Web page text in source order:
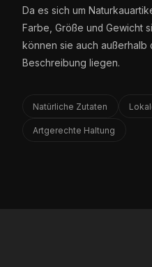
Da es sich um
Farbe, Größe und Gewicht
können sie auch
Beschreibung liegen.
Natürliche Zutaten
Artgerechte Haltung